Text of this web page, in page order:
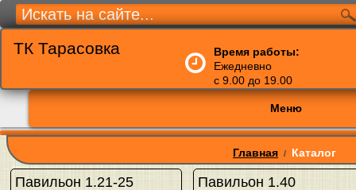
ТК Тарасовка
Время работы:
Ежедневно
с 9.00 до 19.00
Меню
Главная / Каталог
Павильон 1.21-25 Павильон 1.40